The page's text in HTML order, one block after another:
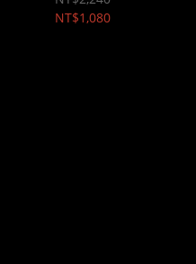
NT$1,080